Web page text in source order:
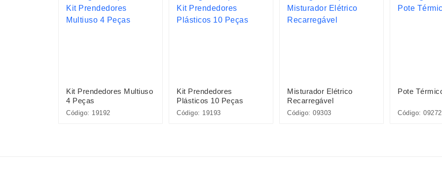
Kit Prendedores Multiuso
4 Peças
Código: 19192
Kit Prendedores
Plásticos 10 Peças
Código: 19193
Misturador Elétrico
Recarregável
Código: 09303
Pote
Código: 09272